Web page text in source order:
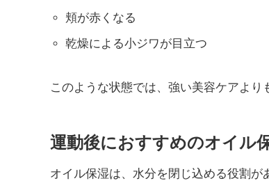
頬が赤くなる
乾燥による小ジワが目立つ
このような状態では、強い美容ケアより
運動後におすすめのオイル
オイル保湿は、水分を閉じ込める役割